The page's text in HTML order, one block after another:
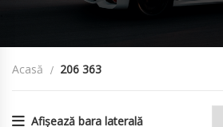
Acasă 206 363
Afișează bara laterală